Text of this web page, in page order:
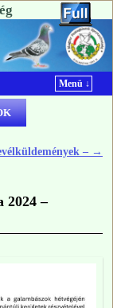
Menü ↓
– →
2024 –